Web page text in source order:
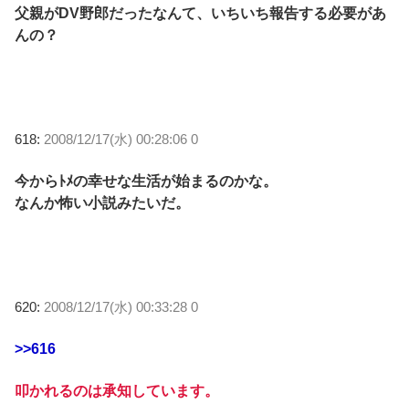
父親がDV野郎だったなんて、いちいち報告する必要があ
んの？
618: 2008/12/17(水) 00:28:06 0
今からﾄﾒの幸せな生活が始まるのかな。
なんか怖い小説みたいだ。
620: 2008/12/17(水) 00:33:28 0
>>616
叩かれるのは承知しています。